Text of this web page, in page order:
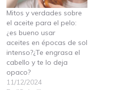
Mitos y verdades sobre
el aceite para el pelo:
¿es bueno usar
aceites en épocas de sol
intenso?¿Te engrasa el
cabello y te lo deja
opaco?
11/12/2024